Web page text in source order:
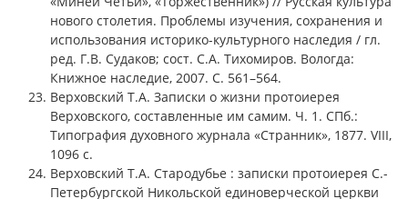
нового столетия. Проблемы изучения, сохранения и
использования историко-культурного наследия / гл.
ред. Г.В. Судаков; сост. С.А. Тихомиров. Вологда:
Книжное наследие, 2007. С. 561–564.
Верховский Т.А. Записки о жизни протоиерея
Верховского, составленные им самим. Ч. 1. СПб.:
Типография духовного журнала «Странник», 1877. VIII,
1096 с.
Верховский Т.А. Стародубье : записки протоиерея С.-
Петербургской Никольской единоверческой церкви